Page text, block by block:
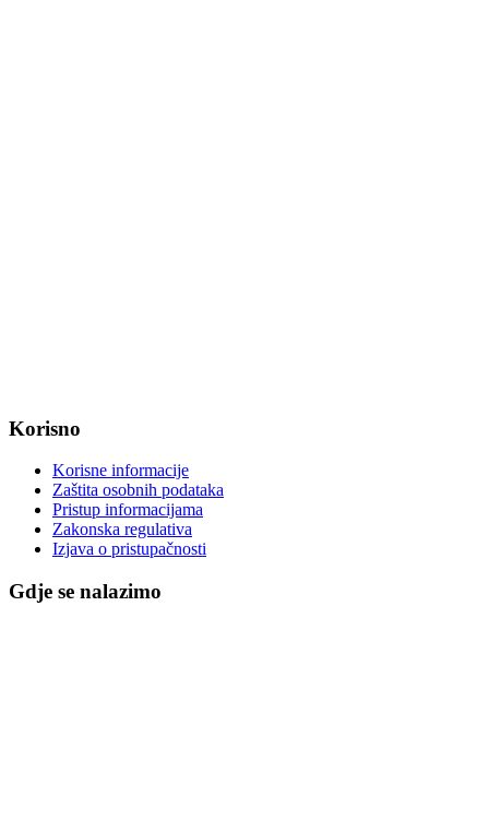
Korisno
Korisne informacije
Zaštita osobnih podataka
Pristup informacijama
Zakonska regulativa
Izjava o pristupačnosti
Gdje se nalazimo